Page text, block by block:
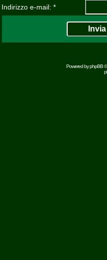
Indirizzo e-mail: *
Powered byphpBB©